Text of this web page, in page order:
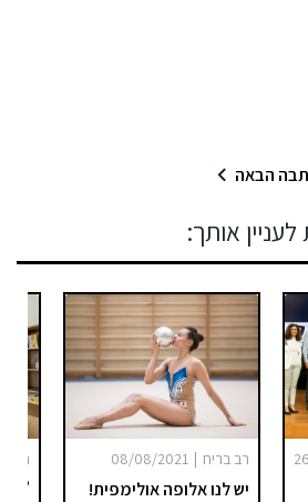
הבאה
אותך:
רב בריח |
08/08/2021
יש לנו אלופה אולימפית!
רב-